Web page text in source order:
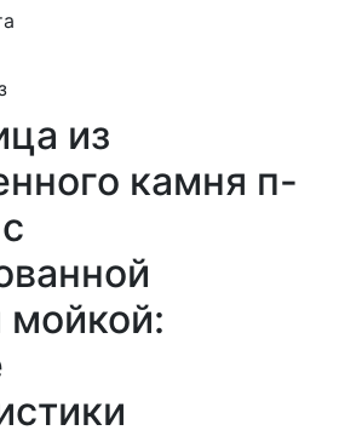
из
камня п-
мойкой: